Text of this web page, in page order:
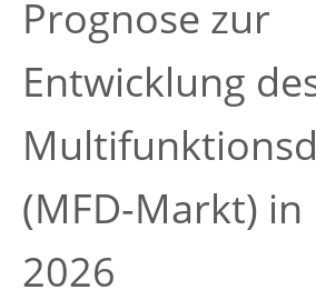
Prognose zur
Entwicklung
(MFD-Markt) in
2026